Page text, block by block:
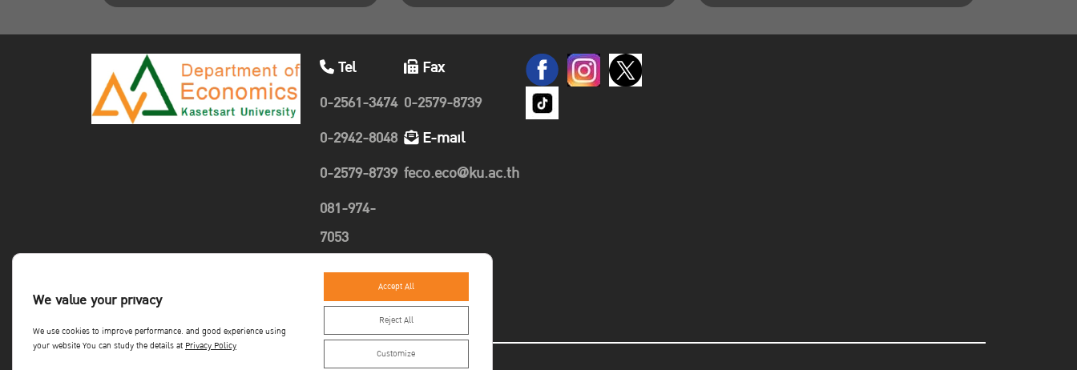
Tel
0-2561-3474
0-2942-8048
0-2579-8739
081-974-
7053
089-489-
1635
Fax
0-2579-8739
E-mail
feco.eco@ku.ac.th
We value your privacy
We use cookies to improve performance. and good experience using
your website You can study the details at Privacy Policy
Accept All
Reject All
Customize